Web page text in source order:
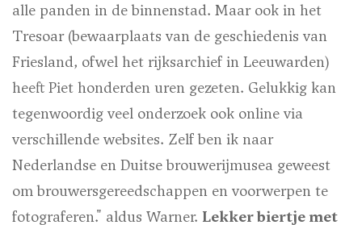
alle panden in de binnenstad. Maar ook in het
Tresoar (bewaarplaats van de geschiedenis van
Friesland, ofwel het rijksarchief in Leeuwarden)
heeft Piet honderden uren gezeten. Gelukkig kan
tegenwoordig veel onderzoek ook online via
verschillende websites. Zelf ben ik naar
Nederlandse en Duitse brouwerijmusea geweest
om brouwersgereedschappen en voorwerpen te
fotograferen." aldus Warner. Lekker biertje met